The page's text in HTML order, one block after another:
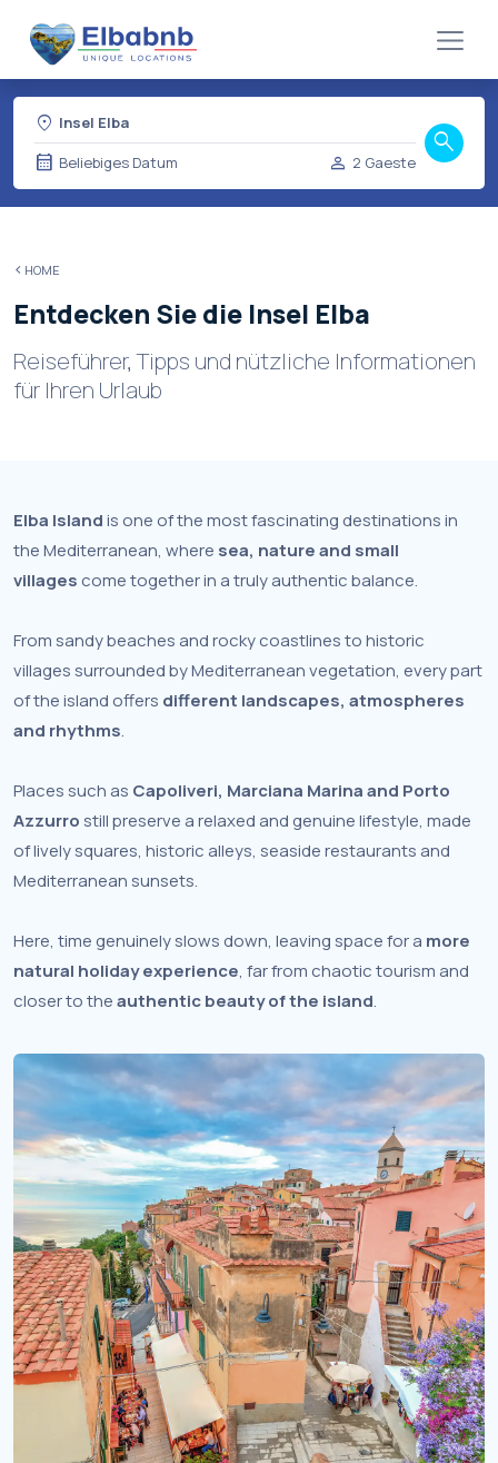
location_on Insel Elba
calendar_month Beliebiges Datum person 2 Gaeste
search
HOME
Entdecken Sie die Insel Elba
Reiseführer, Tipps und nützliche Informationen
für Ihren Urlaub
Elba Islandis one of the most fascinating destinations in
the Mediterranean, where sea, nature and small
villages come together in a truly authentic balance.
From sandy beaches and rocky coastlines to historic
villages surrounded by Mediterranean vegetation, every part
of the island offers different landscapes, atmospheres
and rhythms.
Places such as Capoliveri, Marciana Marina and Porto
Azzurrostill preserve a relaxed and genuine lifestyle, made
of lively squares, historic alleys, seaside restaurants and
Mediterranean sunsets.
Here, time genuinely slows down, leaving space for a more
natural holiday experience, far from chaotic tourism and
closer to theauthentic beauty of the island.